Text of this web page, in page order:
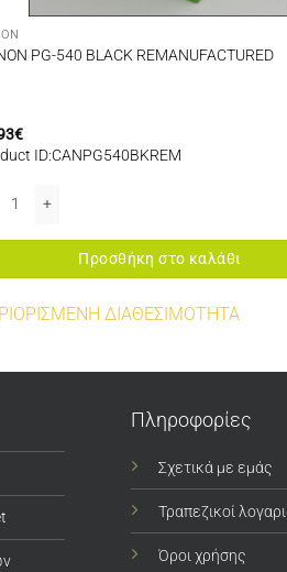
PG-540 BLACK REMANUFACTURED
€
ID:CANPG540BKREM
Προσθήκη στο καλάθι
ΔΙΑΘΕΣΙΜΟΤΗΤΑ
Πληροφορίες
Σχετικά με εμάς
Τραπεζικοί
Όροι χρήσης